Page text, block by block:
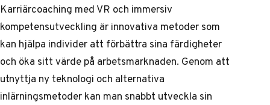
Karriärcoaching med VR och immersiv
kompetensutveckling är innovativa metoder som
kan hjälpa individer att förbättra sina färdigheter
och öka sitt värde på arbetsmarknaden. Genom att
utnyttja ny teknologi och alternativa
inlärningsmetoder kan man snabbt utveckla sin